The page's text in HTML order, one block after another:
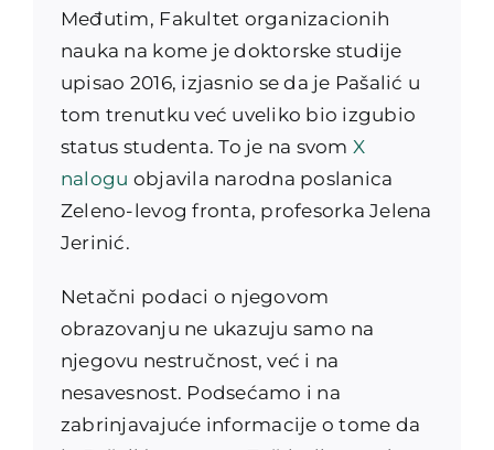
Međutim, Fakultet organizacionih
nauka na kome je doktorske studije
upisao 2016, izjasnio se da je Pašalić u
tom trenutku već uveliko bio izgubio
status studenta. To je na svom X
nalogu objavila narodna poslanica
Zeleno-levog fronta, profesorka Jelena
Jerinić.
Netačni podaci o njegovom
obrazovanju ne ukazuju samo na
njegovu nestručnost, već i na
nesavesnost. Podsećamo i na
zabrinjavajuće informacije o tome da